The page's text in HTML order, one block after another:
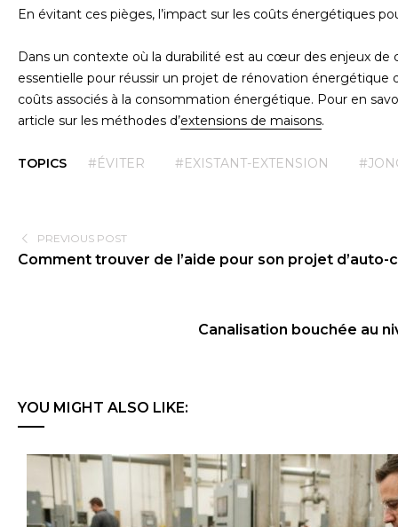
En évitant ces pièges, l’impact sur les coûts énergétiques
Dans un contexte où la durabilité est au cœur des enjeux
essentielle pour réussir un projet de rénovation
coûts associés à la consommation énergétique. Pour en
article sur les méthodes d’extensions de maisons.
TOPICS #ÉVITER #EXISTANT-EXTENSION
PREVIOUS POST
Comment trouver de l’aide pour son projet d’auto-
Canalisation bouchée au
YOU MIGHT ALSO LIKE: